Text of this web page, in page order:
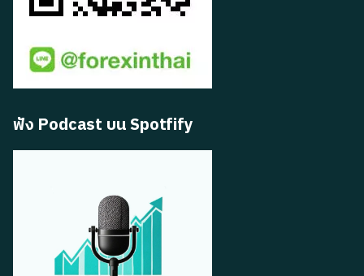
ฟัง Podcast บน Spotfify